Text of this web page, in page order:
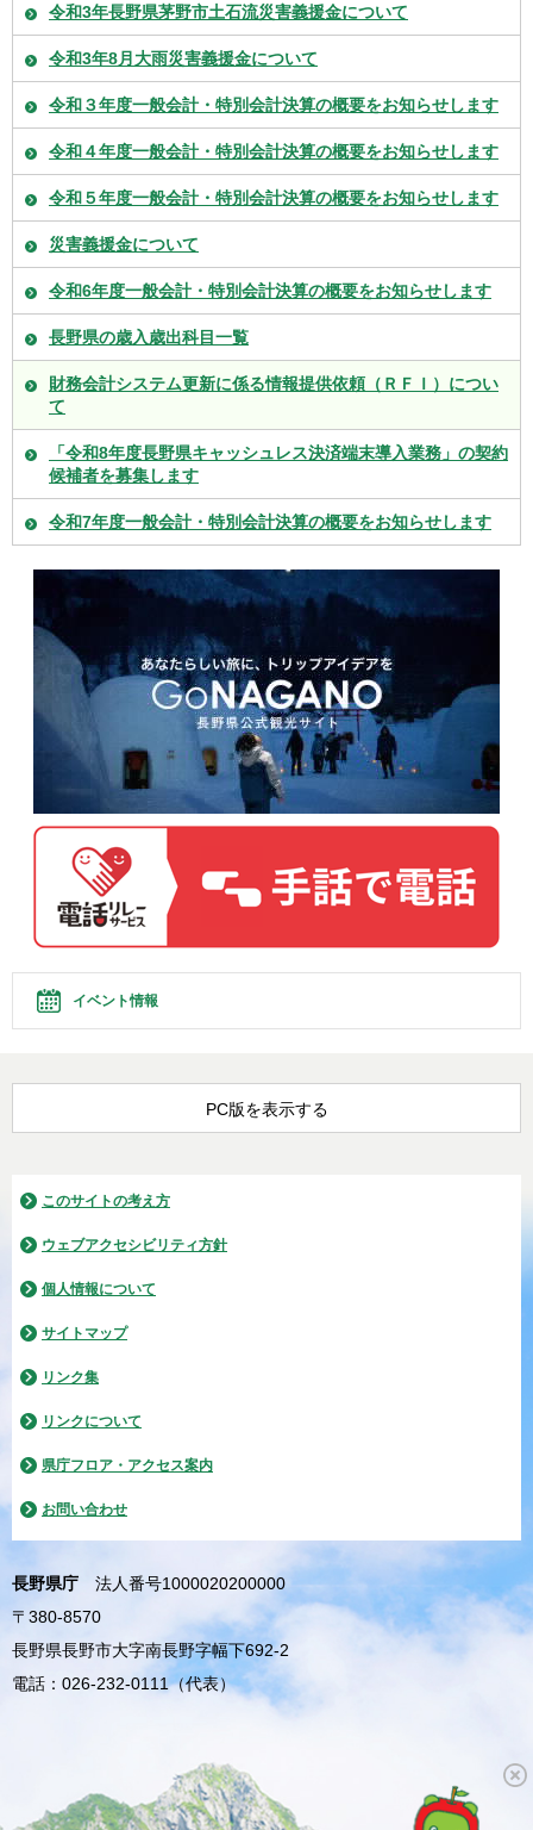
令和3年長野県茅野市土石流災害義援金について
令和3年8月大雨災害義援金について
令和３年度一般会計・特別会計決算の概要をお知らせします
令和４年度一般会計・特別会計決算の概要をお知らせします
令和５年度一般会計・特別会計決算の概要をお知らせします
災害義援金について
令和6年度一般会計・特別会計決算の概要をお知らせします
長野県の歳入歳出科目一覧
財務会計システム更新に係る情報提供依頼（ＲＦＩ）につい
て
「令和8年度長野県キャッシュレス決済端末導入業務」の契約
候補者を募集します
令和7年度一般会計・特別会計決算の概要をお知らせします
イベント情報
PC版を表示する
このサイトの考え方
ウェブアクセシビリティ方針
個人情報について
サイトマップ
リンク集
リンクについて
県庁フロア・アクセス案内
お問い合わせ
長野県庁
法人番号1000020200000
〒380-8570
長野県長野市大字南長野字幅下692-2
電話：026-232-0111（代表）